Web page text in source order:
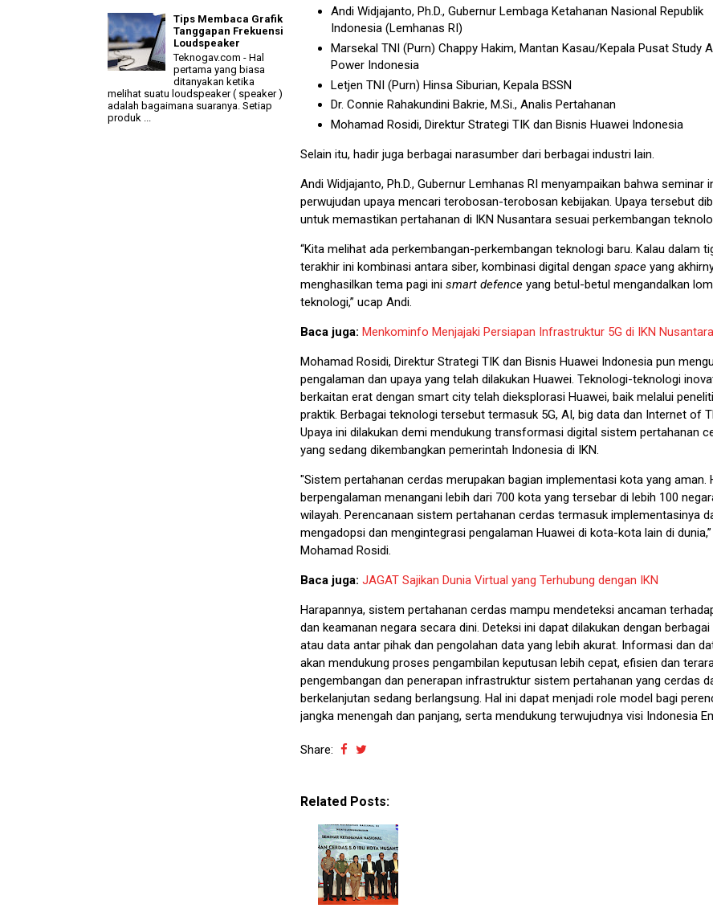
Andi Widjajanto, Ph.D., Gubernur Lembaga Ketahanan Nasional Republik
Indonesia (Lemhanas RI)
Marsekal TNI (Purn) Chappy Hakim, Mantan Kasau/Kepala Pusat Study
Power Indonesia
Letjen TNI (Purn) Hinsa Siburian, Kepala BSSN
Dr. Connie Rahakundini Bakrie, M.Si., Analis Pertahanan
Mohamad Rosidi, Direktur Strategi TIK dan Bisnis Huawei Indonesia
Selain itu, hadir juga berbagai narasumber dari berbagai industri lain.
Andi Widjajanto, Ph.D., Gubernur Lemhanas RI menyampaikan bahwa seminar
perwujudan upaya mencari terobosan-terobosan kebijakan. Upaya tersebut
untuk memastikan pertahanan di IKN Nusantara sesuai perkembangan
“Kita melihat ada perkembangan-perkembangan teknologi baru. Kalau dalam
terakhir ini kombinasi antara siber, kombinasi digital dengan space yang
menghasilkan tema pagi ini smart defence yang betul-betul mengandalkan
teknologi,” ucap Andi.
Baca juga: Menkominfo Menjajaki Persiapan Infrastruktur 5G di IKN Nusantara
Mohamad Rosidi, Direktur Strategi TIK dan Bisnis Huawei Indonesia pun
pengalaman dan upaya yang telah dilakukan Huawei. Teknologi-teknologi
berkaitan erat dengan smart city telah dieksplorasi Huawei, baik melalui
praktik. Berbagai teknologi tersebut termasuk 5G, AI, big data dan Internet of
Upaya ini dilakukan demi mendukung transformasi digital sistem pertahanan
yang sedang dikembangkan pemerintah Indonesia di IKN.
"Sistem pertahanan cerdas merupakan bagian implementasi kota yang aman.
berpengalaman menangani lebih dari 700 kota yang tersebar di lebih 100
wilayah. Perencanaan sistem pertahanan cerdas termasuk implementasinya
mengadopsi dan mengintegrasi pengalaman Huawei di kota-kota lain di
Mohamad Rosidi.
Baca juga: JAGAT Sajikan Dunia Virtual yang Terhubung dengan IKN
Harapannya, sistem pertahanan cerdas mampu mendeteksi ancaman
dan keamanan negara secara dini. Deteksi ini dapat dilakukan dengan
atau data antar pihak dan pengolahan data yang lebih akurat. Informasi dan
akan mendukung proses pengambilan keputusan lebih cepat, efisien dan
pengembangan dan penerapan infrastruktur sistem pertahanan yang cerdas
berkelanjutan sedang berlangsung. Hal ini dapat menjadi role model bagi
jangka menengah dan panjang, serta mendukung terwujudnya visi Indonesia
Share:
Related Posts:
Tips Membaca Grafik
Tanggapan Frekuensi
Loudspeaker
Teknogav.com - Hal
pertama yang biasa
ditanyakan ketika
melihat suatu loudspeaker ( speaker )
adalah bagaimana suaranya. Setiap
produk ...